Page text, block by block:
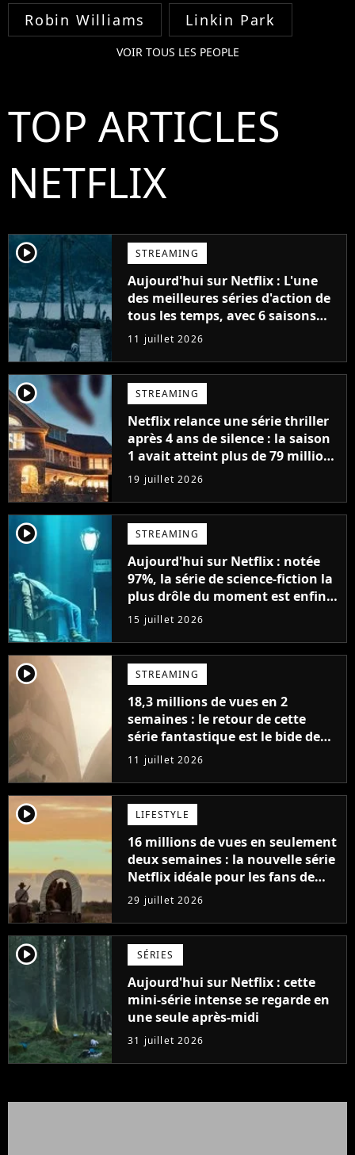
Robin Williams Linkin Park
VOIR TOUS LES PEOPLE
TOP ARTICLES
NETFLIX
player2 STREAMING
Aujourd'hui sur Netflix : L'une
des meilleures séries d'action de
tous les temps, avec 6 saisons
parfaites
11 juillet 2026
player2 STREAMING
Netflix relance une série thriller
après 4 ans de silence : la saison
1 avait atteint plus de 79 millions
de vues
19 juillet 2026
player2 STREAMING
Aujourd'hui sur Netflix : notée
97%, la série de science-fiction la
plus drôle du moment est enfin
de retour avec 8 nouveaux
épisodes
15 juillet 2026
player2 STREAMING
18,3 millions de vues en 2
semaines : le retour de cette
série fantastique est le bide de
l'année sur Netflix
11 juillet 2026
player2 LIFESTYLE
16 millions de vues en seulement
deux semaines : la nouvelle série
Netflix idéale pour les fans de
Yellowstone
29 juillet 2026
player2 SÉRIES
Aujourd'hui sur Netflix : cette
mini-série intense se regarde en
une seule après-midi
31 juillet 2026